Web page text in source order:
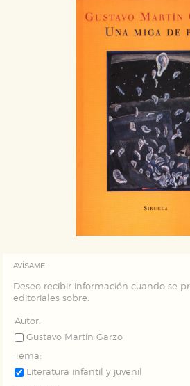
AVÍSAME
Deseo recibir información cuando se
editoriales sobre:
Autor:
Gustavo Martín Garzo
Tema:
Literatura infantil y juvenil